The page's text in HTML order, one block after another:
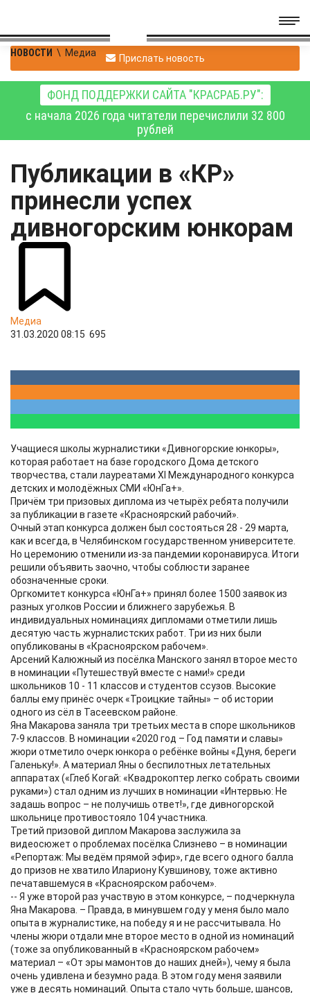
НОВОСТИ \ Медиа Прислать новость
ФОНД ПОДДЕРЖКИ САЙТА "КРАСРАБ.РУ":
с начала 2026 года читатели перечислили 32 800
рублей
Публикации в «КР»
принесли успех
дивногорским юнкорам
Медиа
31.03.2020 08:15 695
Учащиеся школы журналистики «Дивногорские юнкоры»,
которая работает на базе городского Дома детского
творчества, стали лауреатами XI Международного конкурса
детских и молодёжных СМИ «ЮнГа+».
Причём три призовых диплома из четырёх ребята получили
за публикации в газете «Красноярский рабочий».
Очный этап конкурса должен был состояться 28 - 29 марта,
как и всегда, в Челябинском государственном университете.
Но церемонию отменили из-за пандемии коронавируса. Итоги
решили объявить заочно, чтобы соблюсти заранее
обозначенные сроки.
Оргкомитет конкурса «ЮнГа+» принял более 1500 заявок из
разных уголков России и ближнего зарубежья. В
индивидуальных номинациях дипломами отметили лишь
десятую часть журналистских работ. Три из них были
опубликованы в «Красноярском рабочем».
Арсений Калюжный из посёлка Манского занял второе место
в номинации «Путешествуй вместе с нами!» среди
школьников 10 - 11 классов и студентов ссузов. Высокие
баллы ему принёс очерк «Троицкие тайны» – об истории
одного из сёл в Тасеевском районе.
Яна Макарова заняла три третьих места в споре школьников
7-9 классов. В номинации «2020 год – Год памяти и славы»
жюри отметило очерк юнкора о ребёнке войны «Дуня, береги
Галеньку!». А материал Яны о беспилотных летательных
аппаратах («Глеб Когай: «Квадрокоптер легко собрать своими
руками») стал одним из лучших в номинации «Интервью: Не
задашь вопрос – не получишь ответ!», где дивногорской
школьнице противостояло 104 участника.
Третий призовой диплом Макарова заслужила за
видеосюжет о проблемах посёлка Слизнево – в номинации
«Репортаж: Мы ведём прямой эфир», где всего одного балла
до призов не хватило Илариону Кувшинову, тоже активно
печатавшемуся в «Красноярском рабочем».
-- Я уже второй раз участвую в этом конкурсе, – подчеркнула
Яна Макарова. – Правда, в минувшем году у меня было мало
опыта в журналистике, на победу я и не рассчитывала. Но
члены жюри отдали мне второе место в одной из номинаций
(тоже за опубликованный в «Красноярском рабочем»
материал – «От эры мамонтов до наших дней»), чему я была
очень удивлена и безумно рада. В этом году меня заявили
уже в десять номинаций. Опыта стало чуть больше, шансов,